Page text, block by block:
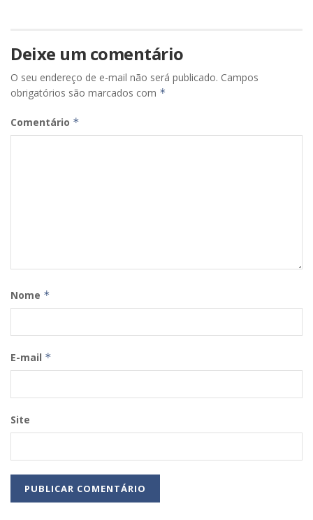
Deixe um comentário
O seu endereço de e-mail não será publicado. Campos
obrigatórios são marcados com *
Comentário *
Nome *
E-mail *
Site